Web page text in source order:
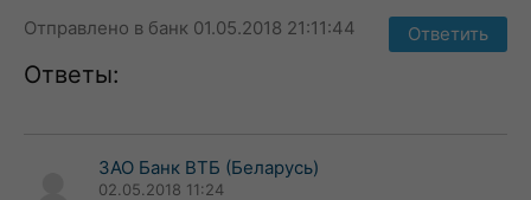
Отправлено в банк 01.05.2018 21:11:44
Ответить
Ответы:
ЗАО Банк ВТБ (Беларусь)
02.05.2018 11:24